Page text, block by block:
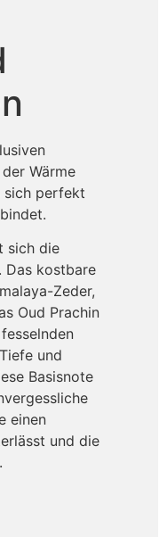
Wärme
sich perfekt
sich die
Das kostbare
Zeder,
Oud Prachin
und
Basisnote
einen
und die